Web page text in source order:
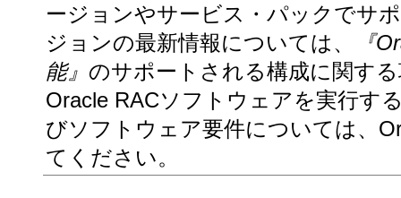
ージョンやサービス・パックでサ
ジョンの最新情報については、
『
能』 のサポートされる構成に関す
Oracle RACソフトウェアを実行す
びソフトウェア要件については、
てください。